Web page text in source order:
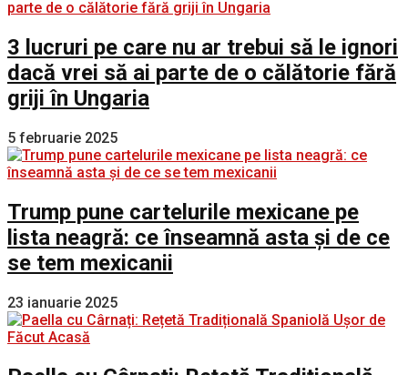
3 lucruri pe care nu ar trebui să le ignori
dacă vrei să ai parte de o călătorie fără
griji în Ungaria
5 februarie 2025
Trump pune cartelurile mexicane pe
lista neagră: ce înseamnă asta și de ce
se tem mexicanii
23 ianuarie 2025